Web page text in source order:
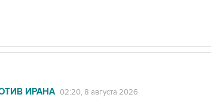
ИРАНА 02:20, 8 августа 2026